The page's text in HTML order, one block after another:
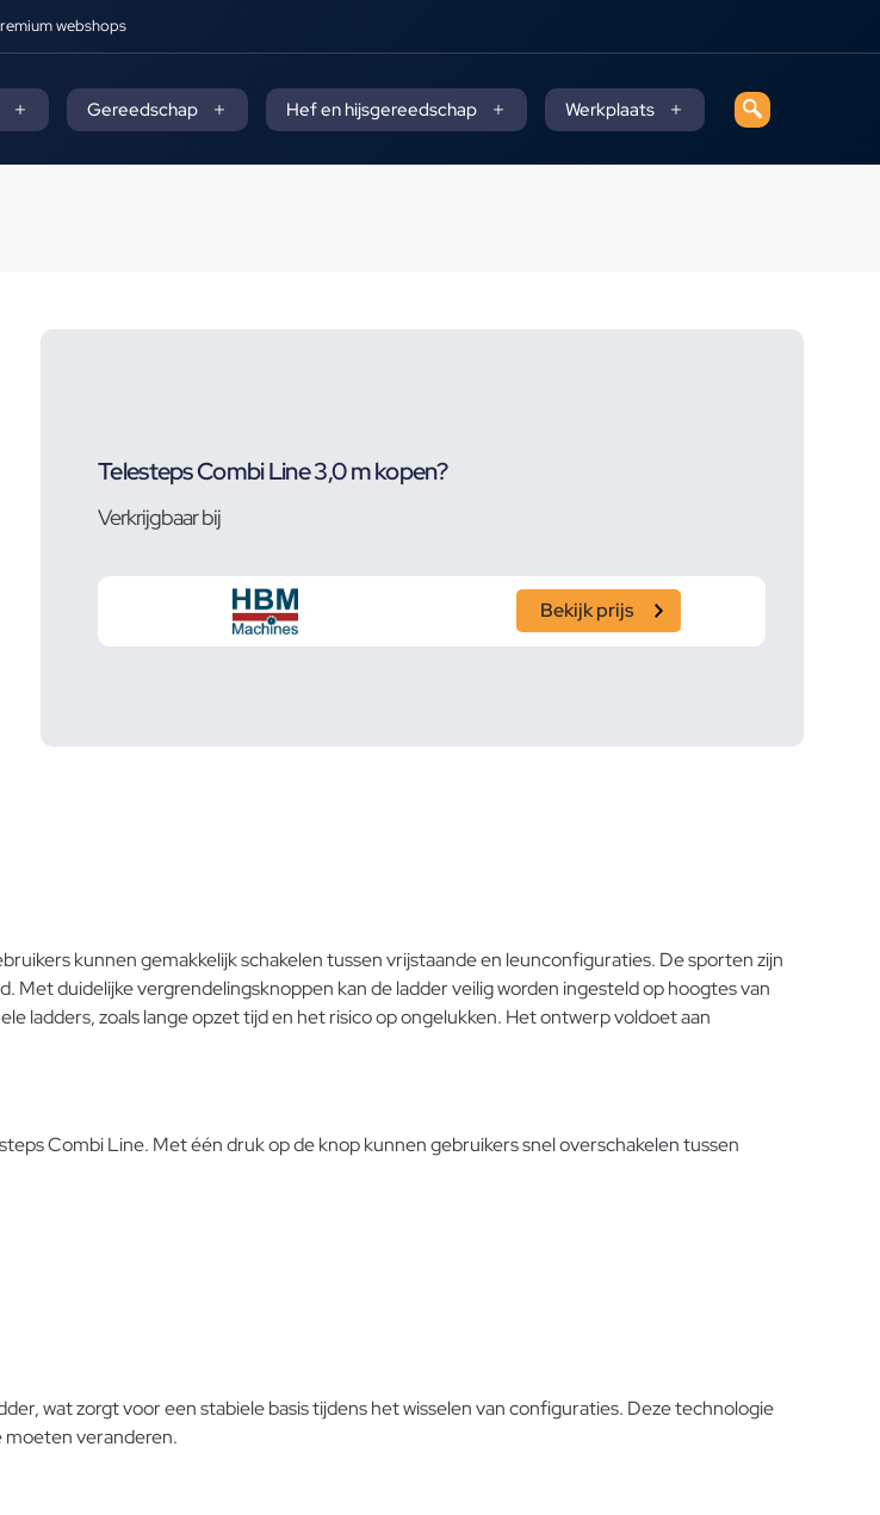
webshops
Gereedschap Hef en hijsgereedschap Werkplaats
Telesteps Combi Line 3,0 m kopen?
Verkrijgbaar bij
Bekijk prijs
kunnen gemakkelijk schakelen tussen vrijstaande en leunconfiguraties. De sporten zijn
duidelijke vergrendelingsknoppen kan de ladder veilig worden ingesteld op hoogtes van
ladders, zoals lange opzet tijd en het risico op ongelukken. Het ontwerp voldoet aan
Combi Line. Met één druk op de knop kunnen gebruikers snel overschakelen tussen
wat zorgt voor een stabiele basis tijdens het wisselen van configuraties. Deze technologie
moeten veranderen.